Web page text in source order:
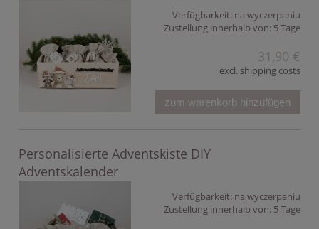
Verfügbarkeit: na wyczerpaniu
Zustellung innerhalb von: 5 Tage
31,90 €
excl. shipping costs
zum warenkorb hinzufügen
Personalisierte Adventskiste DIY
Adventskalender
Verfügbarkeit: na wyczerpaniu
Zustellung innerhalb von: 5 Tage